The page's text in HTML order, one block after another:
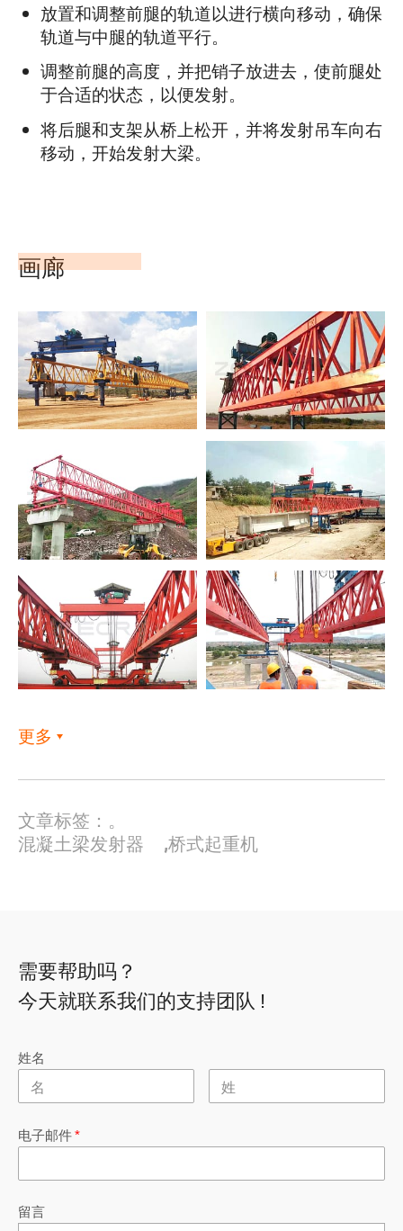
放置和调整前腿的轨道以进行横向移动，确保
轨道与中腿的轨道平行。
调整前腿的高度，并把销子放进去，使前腿处
于合适的状态，以便发射。
将后腿和支架从桥上松开，并将发射吊车向右
移动，开始发射大梁。
画廊
更多
文章标签：。
混凝土梁发射器
,桥式起重机
需要帮助吗？
今天就联系我们的支持团队 !
姓名
电子邮件*
留言